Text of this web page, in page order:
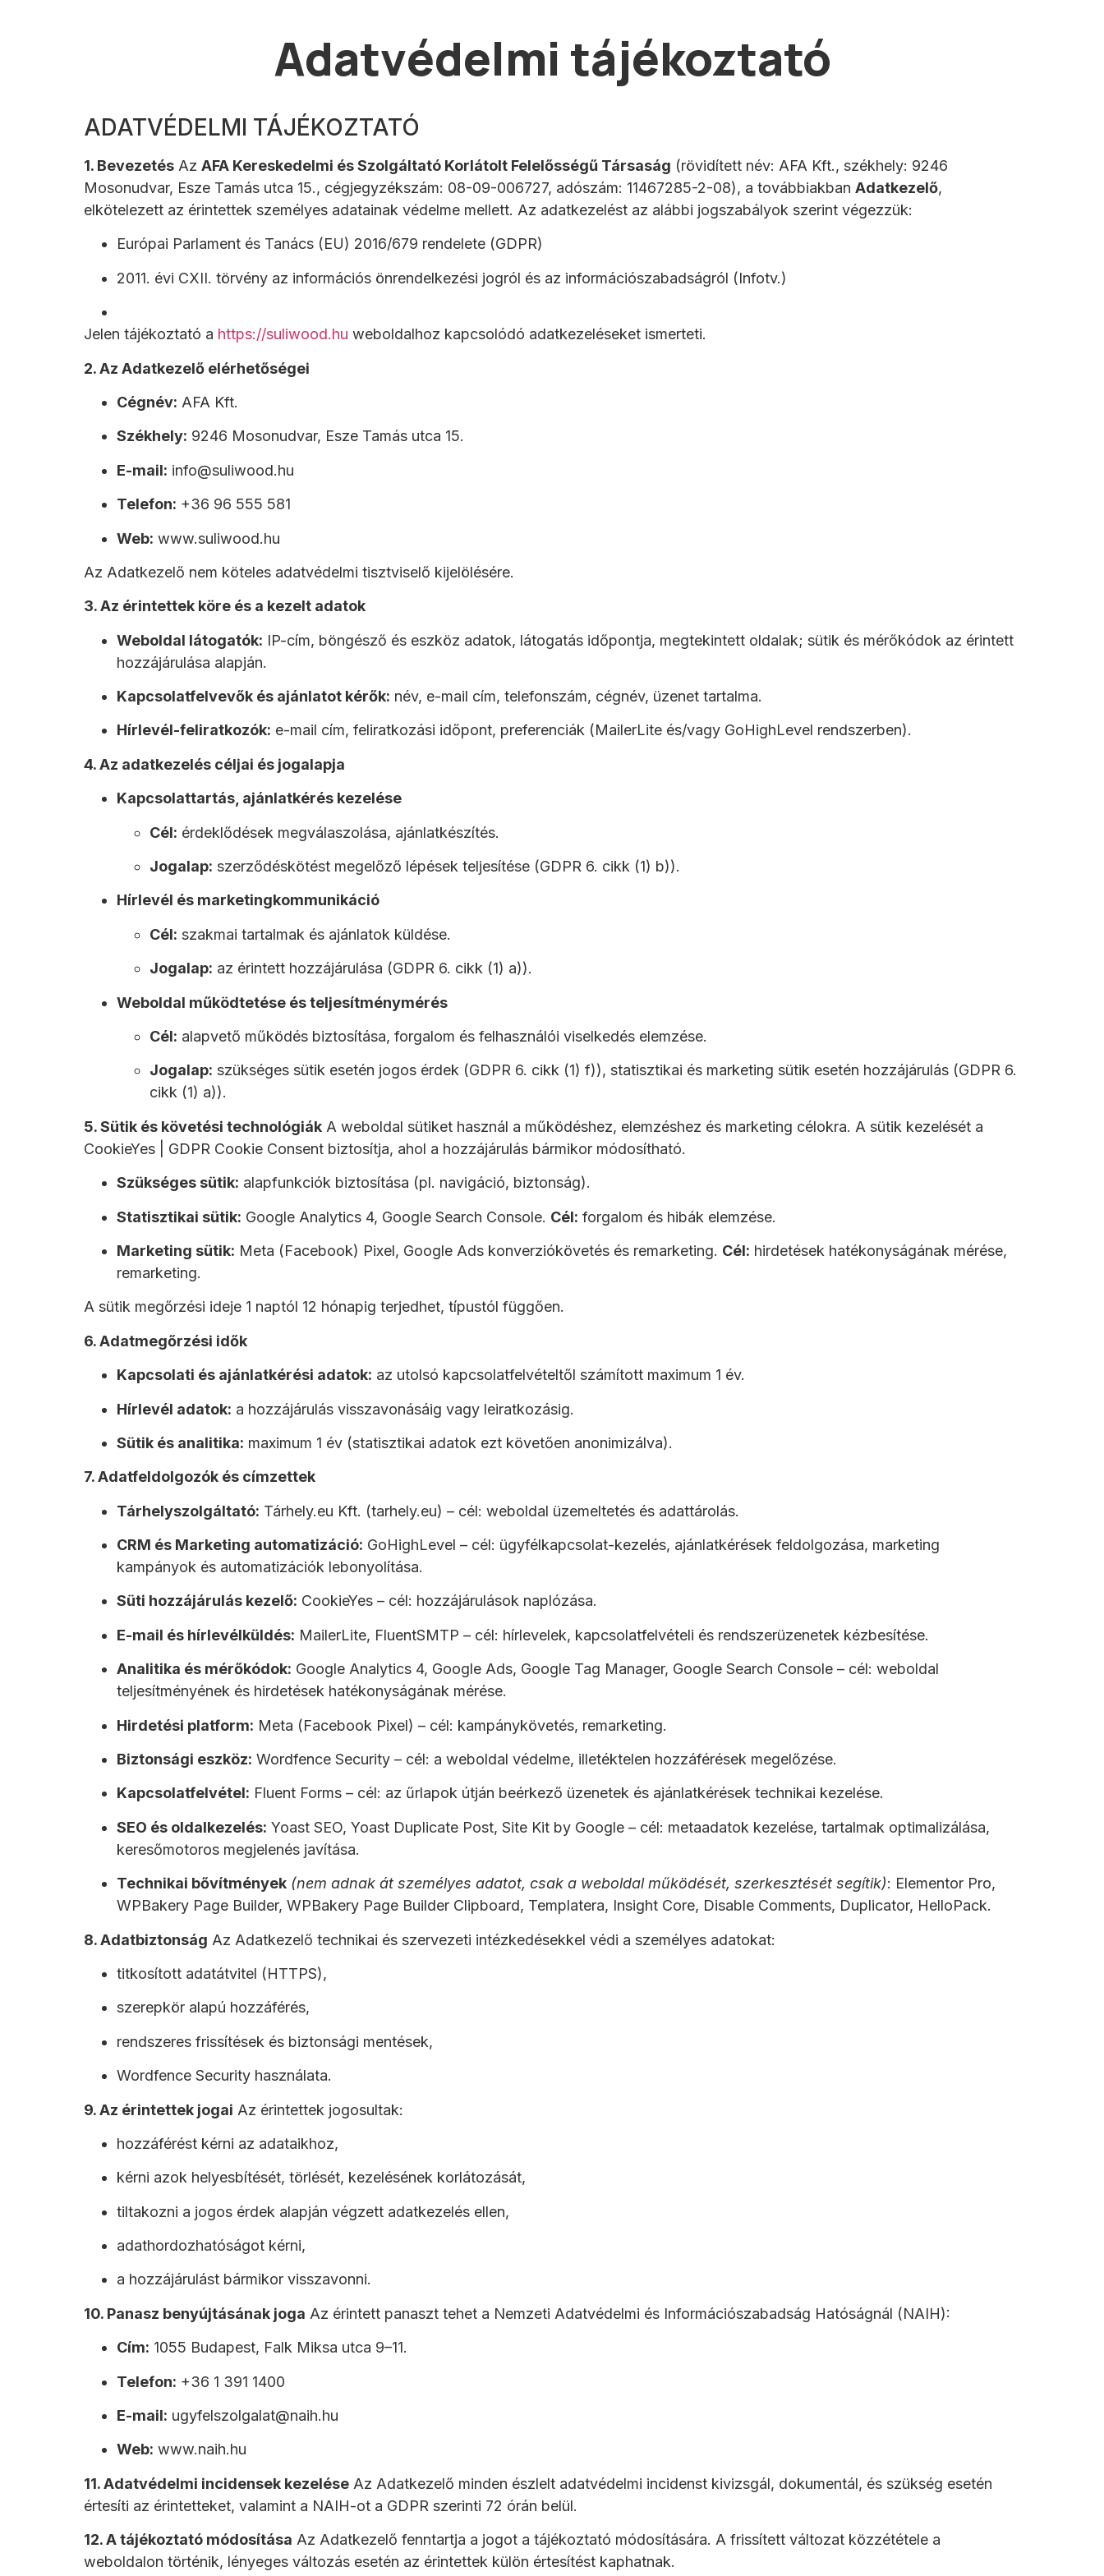
Adatvédelmi tájékoztató
ADATVÉDELMI TÁJÉKOZTATÓ
1. Bevezetés Az AFA Kereskedelmi és Szolgáltató Korlátolt Felelősségű Társaság (rövidített név: AFA Kft., székhely: 9246
Mosonudvar, Esze Tamás utca 15., cégjegyzékszám: 08-09-006727, adószám: 11467285-2-08), a továbbiakban Adatkezelő,
elkötelezett az érintettek személyes adatainak védelme mellett. Az adatkezelést az alábbi jogszabályok szerint végezzük:
Európai Parlament és Tanács (EU) 2016/679 rendelete (GDPR)
2011. évi CXII. törvény az információs önrendelkezési jogról és az információszabadságról (Infotv.)
Jelen tájékoztató a https://suliwood.hu weboldalhoz kapcsolódó adatkezeléseket ismerteti.
2. Az Adatkezelő elérhetőségei
Cégnév: AFA Kft.
Székhely: 9246 Mosonudvar, Esze Tamás utca 15.
E-mail: info@suliwood.hu
Telefon: +36 96 555 581
Web: www.suliwood.hu
Az Adatkezelő nem köteles adatvédelmi tisztviselő kijelölésére.
3. Az érintettek köre és a kezelt adatok
Weboldal látogatók: IP-cím, böngésző és eszköz adatok, látogatás időpontja, megtekintett oldalak; sütik és mérőkódok az érintett
hozzájárulása alapján.
Kapcsolatfelvevők és ajánlatot kérők: név, e-mail cím, telefonszám, cégnév, üzenet tartalma.
Hírlevél-feliratkozók: e-mail cím, feliratkozási időpont, preferenciák (MailerLite és/vagy GoHighLevel rendszerben).
4. Az adatkezelés céljai és jogalapja
Kapcsolattartás, ajánlatkérés kezelése
Cél: érdeklődések megválaszolása, ajánlatkészítés.
Jogalap: szerződéskötést megelőző lépések teljesítése (GDPR 6. cikk (1) b)).
Hírlevél és marketingkommunikáció
Cél: szakmai tartalmak és ajánlatok küldése.
Jogalap: az érintett hozzájárulása (GDPR 6. cikk (1) a)).
Weboldal működtetése és teljesítménymérés
Cél: alapvető működés biztosítása, forgalom és felhasználói viselkedés elemzése.
Jogalap: szükséges sütik esetén jogos érdek (GDPR 6. cikk (1) f)), statisztikai és marketing sütik esetén hozzájárulás (GDPR 6.
cikk (1) a)).
5. Sütik és követési technológiák A weboldal sütiket használ a működéshez, elemzéshez és marketing célokra. A sütik kezelését a
CookieYes | GDPR Cookie Consent biztosítja, ahol a hozzájárulás bármikor módosítható.
Szükséges sütik: alapfunkciók biztosítása (pl. navigáció, biztonság).
Statisztikai sütik: Google Analytics 4, Google Search Console. Cél: forgalom és hibák elemzése.
Marketing sütik: Meta (Facebook) Pixel, Google Ads konverziókövetés és remarketing. Cél: hirdetések hatékonyságának mérése,
remarketing.
A sütik megőrzési ideje 1 naptól 12 hónapig terjedhet, típustól függően.
6. Adatmegőrzési idők
Kapcsolati és ajánlatkérési adatok: az utolsó kapcsolatfelvételtől számított maximum 1 év.
Hírlevél adatok: a hozzájárulás visszavonásáig vagy leiratkozásig.
Sütik és analitika: maximum 1 év (statisztikai adatok ezt követően anonimizálva).
7. Adatfeldolgozók és címzettek
Tárhelyszolgáltató: Tárhely.eu Kft. (tarhely.eu) – cél: weboldal üzemeltetés és adattárolás.
CRM és Marketing automatizáció: GoHighLevel – cél: ügyfélkapcsolat-kezelés, ajánlatkérések feldolgozása, marketing
kampányok és automatizációk lebonyolítása.
Süti hozzájárulás kezelő: CookieYes – cél: hozzájárulások naplózása.
E-mail és hírlevélküldés: MailerLite, FluentSMTP – cél: hírlevelek, kapcsolatfelvételi és rendszerüzenetek kézbesítése.
Analitika és mérőkódok: Google Analytics 4, Google Ads, Google Tag Manager, Google Search Console – cél: weboldal
teljesítményének és hirdetések hatékonyságának mérése.
Hirdetési platform: Meta (Facebook Pixel) – cél: kampánykövetés, remarketing.
Biztonsági eszköz: Wordfence Security – cél: a weboldal védelme, illetéktelen hozzáférések megelőzése.
Kapcsolatfelvétel: Fluent Forms – cél: az űrlapok útján beérkező üzenetek és ajánlatkérések technikai kezelése.
SEO és oldalkezelés: Yoast SEO, Yoast Duplicate Post, Site Kit by Google – cél: metaadatok kezelése, tartalmak optimalizálása,
keresőmotoros megjelenés javítása.
Technikai bővítmények (nem adnak át személyes adatot, csak a weboldal működését, szerkesztését segítik): Elementor Pro,
WPBakery Page Builder, WPBakery Page Builder Clipboard, Templatera, Insight Core, Disable Comments, Duplicator, HelloPack.
8. Adatbiztonság Az Adatkezelő technikai és szervezeti intézkedésekkel védi a személyes adatokat:
titkosított adatátvitel (HTTPS),
szerepkör alapú hozzáférés,
rendszeres frissítések és biztonsági mentések,
Wordfence Security használata.
9. Az érintettek jogai Az érintettek jogosultak:
hozzáférést kérni az adataikhoz,
kérni azok helyesbítését, törlését, kezelésének korlátozását,
tiltakozni a jogos érdek alapján végzett adatkezelés ellen,
adathordozhatóságot kérni,
a hozzájárulást bármikor visszavonni.
10. Panasz benyújtásának joga Az érintett panaszt tehet a Nemzeti Adatvédelmi és Információszabadság Hatóságnál (NAIH):
Cím: 1055 Budapest, Falk Miksa utca 9–11.
Telefon: +36 1 391 1400
E-mail: ugyfelszolgalat@naih.hu
Web: www.naih.hu
11. Adatvédelmi incidensek kezelése Az Adatkezelő minden észlelt adatvédelmi incidenst kivizsgál, dokumentál, és szükség esetén
értesíti az érintetteket, valamint a NAIH-ot a GDPR szerinti 72 órán belül.
12. A tájékoztató módosítása Az Adatkezelő fenntartja a jogot a tájékoztató módosítására. A frissített változat közzététele a
weboldalon történik, lényeges változás esetén az érintettek külön értesítést kaphatnak.